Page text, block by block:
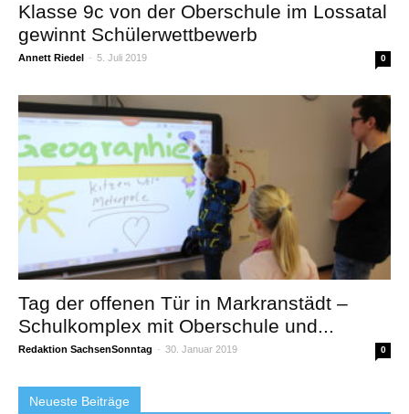
Klasse 9c von der Oberschule im Lossatal
gewinnt Schülerwettbewerb
Annett Riedel - 5. Juli 2019 0
Tag der offenen Tür in Markranstädt –
Schulkomplex mit Oberschule und...
Redaktion SachsenSonntag - 30. Januar 2019 0
Neueste Beiträge